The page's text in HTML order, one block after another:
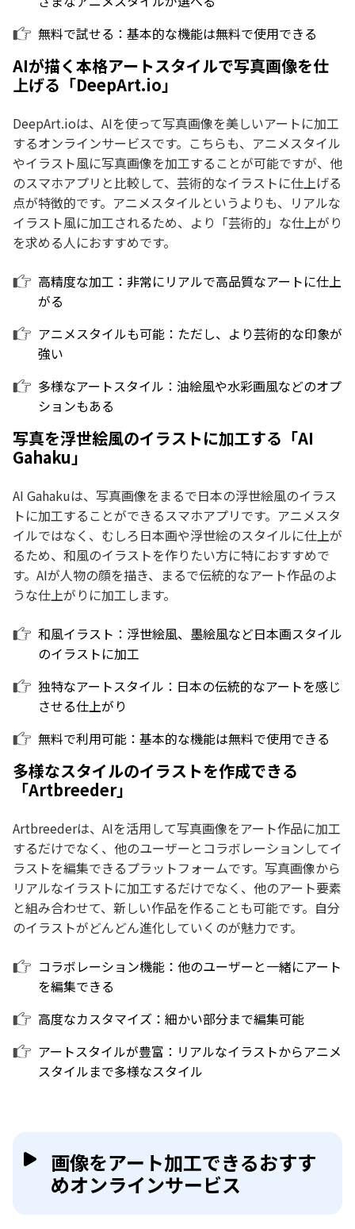
無料で試せる：基本的な機能は無料で使用できる
AIが描く本格アートスタイルで写真画像を仕
上げる「DeepArt.io」
DeepArt.ioは、AIを使って写真画像を美しいアートに加工
するオンラインサービスです。こちらも、アニメスタイル
やイラスト風に写真画像を加工することが可能ですが、他
のスマホアプリと比較して、芸術的なイラストに仕上げる
点が特徴的です。アニメスタイルというよりも、リアルな
イラスト風に加工されるため、より「芸術的」な仕上がり
を求める人におすすめです。
高精度な加工：非常にリアルで高品質なアートに仕上
がる
アニメスタイルも可能：ただし、より芸術的な印象が
強い
多様なアートスタイル：油絵風や水彩画風などのオプ
ションもある
写真を浮世絵風のイラストに加工する「AI
Gahaku」
AI Gahakuは、写真画像をまるで日本の浮世絵風のイラス
トに加工することができるスマホアプリです。アニメスタ
イルではなく、むしろ日本画や浮世絵のスタイルに仕上が
るため、和風のイラストを作りたい方に特におすすめで
す。AIが人物の顔を描き、まるで伝統的なアート作品のよ
うな仕上がりに加工します。
和風イラスト：浮世絵風、墨絵風など日本画スタイル
のイラストに加工
独特なアートスタイル：日本の伝統的なアートを感じ
させる仕上がり
無料で利用可能：基本的な機能は無料で使用できる
多様なスタイルのイラストを作成できる
「Artbreeder」
Artbreederは、AIを活用して写真画像をアート作品に加工
するだけでなく、他のユーザーとコラボレーションしてイ
ラストを編集できるプラットフォームです。写真画像から
リアルなイラストに加工するだけでなく、他のアート要素
と組み合わせて、新しい作品を作ることも可能です。自分
のイラストがどんどん進化していくのが魅力です。
コラボレーション機能：他のユーザーと一緒にアート
を編集できる
高度なカスタマイズ：細かい部分まで編集可能
アートスタイルが豊富：リアルなイラストからアニメ
スタイルまで多様なスタイル
画像をアート加工できるおすす
めオンラインサービス